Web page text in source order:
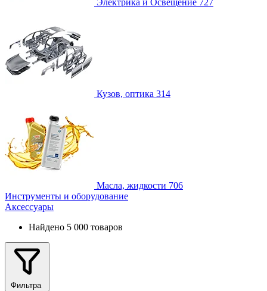
Электрика и Освещение 727
Кузов, оптика 314
Масла, жидкости 706
Инструменты и оборудование
Аксессуары
Найдено 5 000 товаров
Фильтра